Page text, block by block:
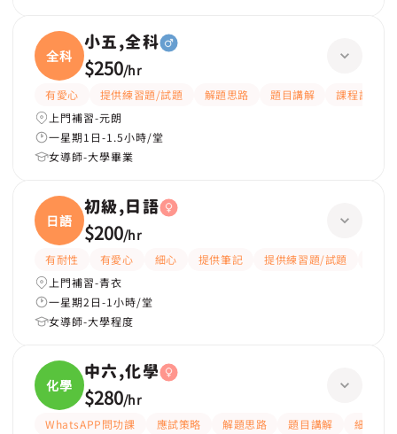
全科
小五,全科
$250/hr
有愛心 提供練習題/試題 解題思路 題目講解
課程設計
上門補習-元朗
一星期1日-1.5小時/堂
女導師-大學畢業
日語
初級,日語
$200/hr
有耐性 有愛心 細心 提供筆記 提供練習題/試題
上門補習-青衣
一星期2日-1小時/堂
女導師-大學程度
化學
中六,化學
$280/hr
WhatsAPP問功課 應試策略 解題思路 題目講解
細心